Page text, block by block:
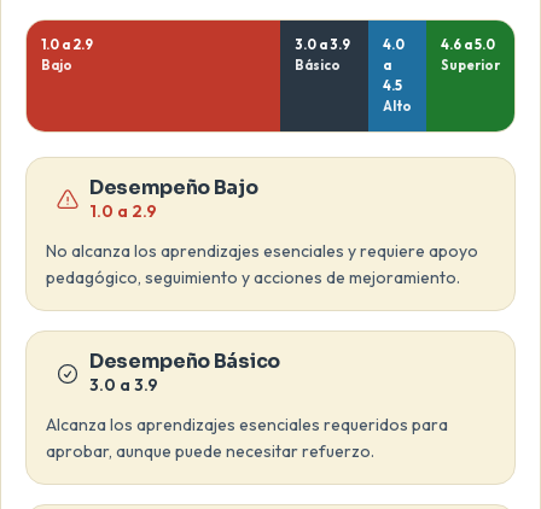
1.0 a 2.9
Bajo
3.0 a 3.9
Básico
4.0
a
4.5
Alto
4.6 a 5.0
Superior
Desempeño Bajo
1.0 a 2.9
No alcanza los aprendizajes esenciales y requiere apoyo
pedagógico, seguimiento y acciones de mejoramiento.
Desempeño Básico
3.0 a 3.9
Alcanza los aprendizajes esenciales requeridos para
aprobar, aunque puede necesitar refuerzo.